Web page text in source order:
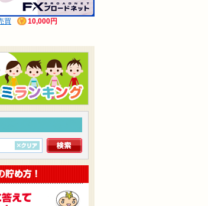
買 10,000円